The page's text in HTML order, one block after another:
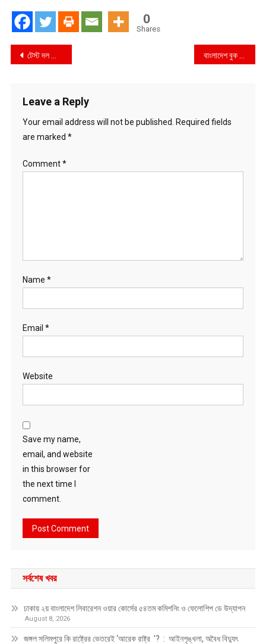
0
Shares
Post
টেস্ট দল ঘোষণা বাদ পড়লেন রিয়াদ
Leave a Reply
Your email address will not be published.
Required fields
are marked *
Comment*
Name *
Email *
Website
Save my name,
email, and website
in this browser for
the next time I
comment.
সর্বশেষ খবর
ঢাকায় ২য় বাংলাদেশ লিবারেশন ওয়ার কোর্সের ৫৪তম কমিশনিং ও ফেলোশিপ ডে উদ্‌যাপন
August 8, 2026
জঙ্গল সলিমপুরে কি রাষ্ট্রের ভেতরেই ‘আরেক রাষ্ট্র ’? : আইনশৃঙ্খলা, অবৈধ বিদ্যুৎ